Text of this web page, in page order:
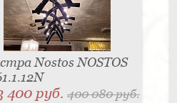
Nostos NOSTOS
400 руб. 400 080 руб.